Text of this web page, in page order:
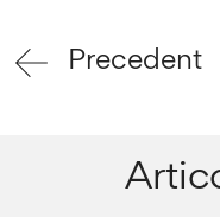
Precedent